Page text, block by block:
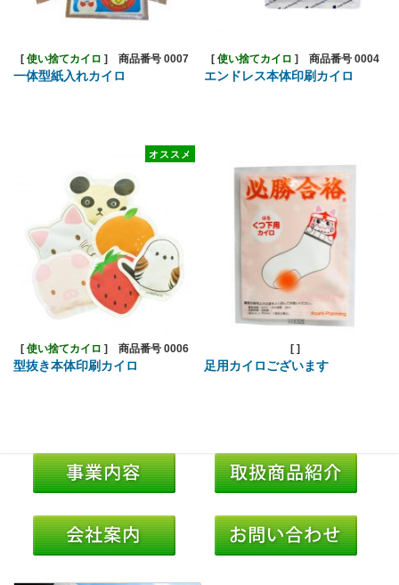
[ 使い捨てカイロ ] 商品番号 0007
一体型紙入れカイロ
[ 使い捨てカイロ ] 商品番号 0004
エンドレス本体印刷カイロ
オススメ
[ 使い捨てカイロ ] 商品番号 0006
型抜き本体印刷カイロ
[ ]
足用カイロございます